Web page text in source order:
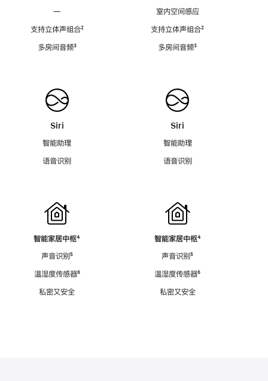
—
支持立体声组合脚
²
多房间音频脚
³
Siri
智能助理
语音识别
智能家居中枢脚
⁴
声音识别脚
⁵
温湿度传感器脚
⁶
私密又安全
室内空间感应
支持立体声组合脚
²
多房间音频脚
³
Siri
智能助理
语音识别
智能家居中枢脚
⁴
声音识别脚
⁵
温湿度传感器脚
⁶
私密又安全